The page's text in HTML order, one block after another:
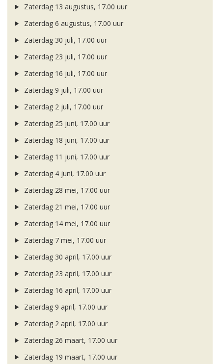
Zaterdag 13 augustus, 17.00 uur
Zaterdag 6 augustus, 17.00 uur
Zaterdag 30 juli, 17.00 uur
Zaterdag 23 juli, 17.00 uur
Zaterdag 16 juli, 17.00 uur
Zaterdag 9 juli, 17.00 uur
Zaterdag 2 juli, 17.00 uur
Zaterdag 25 juni, 17.00 uur
Zaterdag 18 juni, 17.00 uur
Zaterdag 11 juni, 17.00 uur
Zaterdag 4 juni, 17.00 uur
Zaterdag 28 mei, 17.00 uur
Zaterdag 21 mei, 17.00 uur
Zaterdag 14 mei, 17.00 uur
Zaterdag 7 mei, 17.00 uur
Zaterdag 30 april, 17.00 uur
Zaterdag 23 april, 17.00 uur
Zaterdag 16 april, 17.00 uur
Zaterdag 9 april, 17.00 uur
Zaterdag 2 april, 17.00 uur
Zaterdag 26 maart, 17.00 uur
Zaterdag 19 maart, 17.00 uur